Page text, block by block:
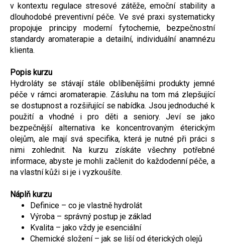
v kontextu regulace stresové zátěže, emoční stability a
dlouhodobé preventivní péče. Ve své praxi systematicky
propojuje principy moderní fytochemie, bezpečnostní
standardy aromaterapie a detailní, individuální anamnézu
klienta.
Popis kurzu
Hydroláty se stávají stále oblíbenějšími produkty jemné
péče v rámci aromaterapie. Zásluhu na tom má zlepšující
se dostupnost a rozšiřující se nabídka. Jsou jednoduché k
použití a vhodné i pro děti a seniory. Jeví se jako
bezpečnější alternativa ke koncentrovaným éterickým
olejům, ale mají svá specifika, která je nutné při práci s
nimi zohlednit. Na kurzu získáte všechny potřebné
informace, abyste je mohli začlenit do každodenní péče, a
na vlastní kůži si je i vyzkoušíte.
Náplň kurzu
Definice – co je vlastně hydrolát
Výroba – správný postup je základ
Kvalita – jako vždy je esenciální
Chemické složení – jak se liší od éterických olejů